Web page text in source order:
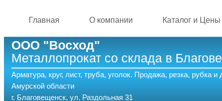
Главная О компании Каталог и Цены
ООО "Восход"
Металлопрокат со склада в
Арматура, круг, лист, труба, уголок. Продажа, резка, рубка и
Амурской области
г. Благовещенск, ул. Раздольная 31